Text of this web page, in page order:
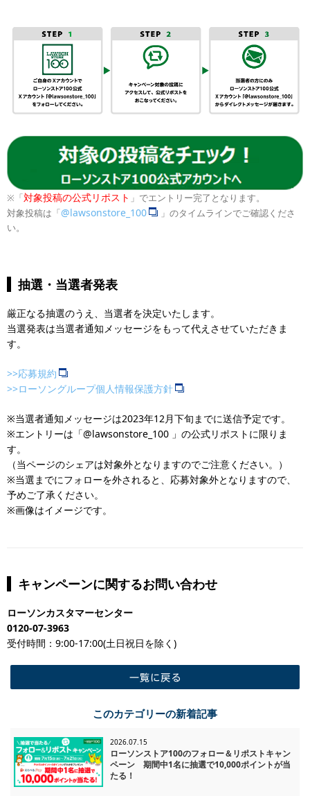
※「対象投稿の公式リポスト 」でエントリー完了となります。
対象投稿は「@lawsonstore_100
」のタイムラインでご確認くださ
い。
抽選・当選者発表
厳正なる抽選のうえ、当選者を決定いたします。
当選発表は当選者通知メッセージをもって代えさせていただきま
す。
>>応募規約
>>ローソングループ個人情報保護方針
※当選者通知メッセージは2023年12月下旬までに送信予定です。
※エントリーは「@lawsonstore_100 」の公式リポストに限りま
す。
（当ページのシェアは対象外となりますのでご注意ください。）
※当選までにフォローを外されると、応募対象外となりますので、
予めご了承ください。
※画像はイメージです。
キャンペーンに関するお問い合わせ
ローソンカスタマーセンター
0120-07-3963
受付時間：9:00-17:00(土日祝日を除く)
このカテゴリーの新着記事
2026.07.15
ローソンストア100のフォロー＆リポストキャン
ペーン 期間中1名に抽選で10,000ポイントが当
たる！